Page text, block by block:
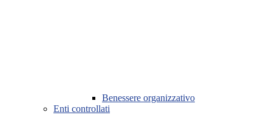
Benessere organizzativo
Enti controllati